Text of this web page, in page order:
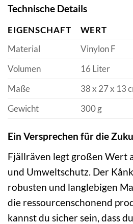
Technische Details
EIGENSCHAFT
WERT
Material
Vinylon F
Volumen
16 Liter
Maße
38 x 27 x 13
Gewicht
300 g
Ein Versprechen für die
Fjällräven legt großen Wert
und Umweltschutz. Der
robusten und langlebigen
die ressourcenschonend
kannst du sicher sein, dass